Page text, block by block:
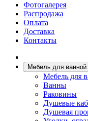
Фотогалерея
Распродажа
Оплата
Доставка
Контакты
Мебель для ванной
Мебель для
Ванны
Раковины
Душевые
Душевая